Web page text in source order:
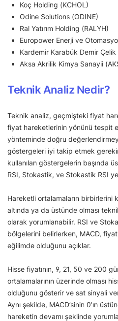
Koç Holding (KCHOL)
Odine Solutions (ODINE)
Ral Yatırım Holding (RALYH)
Europower Enerji ve
Kardemir Karabük Demir
Aksa Akrilik Kimya Sanayii
Teknik Analiz Nedir?
Teknik analiz, geçmişteki fiyat
fiyat hareketlerinin yönünü tespit
yönteminde doğru
göstergeleri iyi takip etmek
kullanılan göstergelerin başında
RSI, Stokastik, ve Stokastik RSI
Hareketli ortalamaların birbirlerini
altında ya da üstünde olması
olarak yorumlanabilir. RSI ve
bölgelerini belirlerken, MACD,
eğilimde olduğunu açıklar.
Hisse fiyatının, 9, 21, 50 ve 200
ortalamalarının üzerinde olması
olduğunu gösterir ve sat sinyali
Aynı şekilde, MACD’sinin 0’ın
hareketin devamı şeklinde